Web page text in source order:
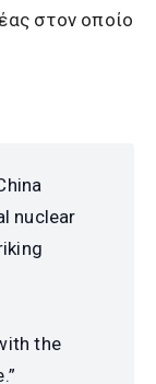
στον οποίο
nuclear
the